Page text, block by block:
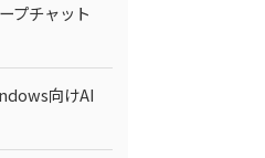
プチャット
向けAI